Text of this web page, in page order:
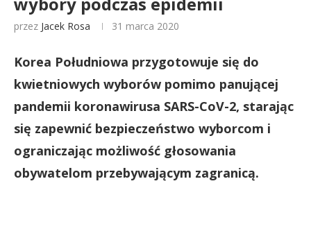
przez Jacek Rosa 31 marca 2020
Korea Południowa przygotowuje się do
kwietniowych wyborów pomimo panującej
pandemii koronawirusa SARS-CoV-2, starając
się zapewnić bezpieczeństwo wyborcom i
ograniczając możliwość głosowania
obywatelom przebywającym zagranicą.